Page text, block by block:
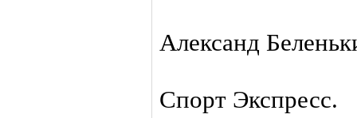
Александ
Спорт Экспресс.